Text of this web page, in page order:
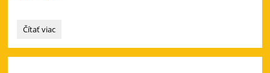
Plyšákový
Čítať viac